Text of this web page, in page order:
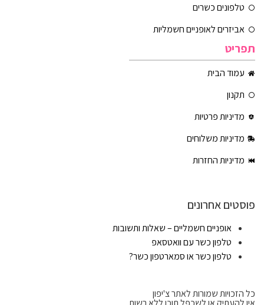
טלפונים כשרים
אביזרים לאופניים חשמליות
תפריט
עמוד הבית
תקנון
מדיניות פרטיות
מדיניות משלוחים
מדיניות החזרות
פוסטים אחרונים
אופניים חשמליים – שאלות ותשובות
טלפון כשר עם וואטסאפ
טלפון כשר או סמארטפון כשר?
כל הזכויות שמורות לאתר צ'יפון